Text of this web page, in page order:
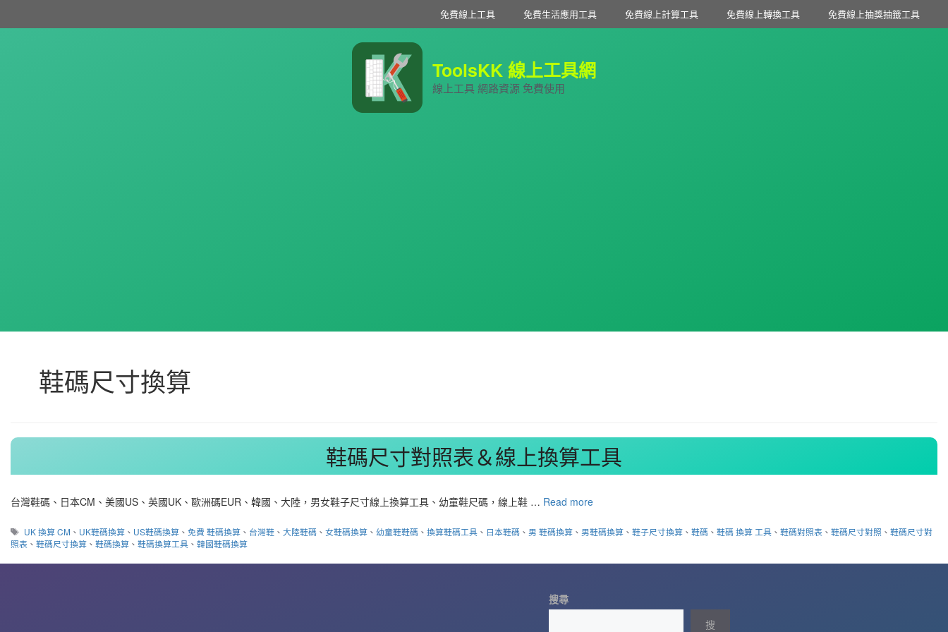
免費線上工具 免費生活應用工具 免費線上計算工具 免費線上轉換工具 免費線上抽獎抽籤工具
ToolsKK 線上工具網
線上工具 網路資源 免費使用
鞋碼尺寸換算
鞋碼尺寸對照表＆線上換算工具
台灣鞋碼、日本CM、美國US、英國UK、歐洲碼EUR、韓國、大陸，男女鞋子尺寸線上換算工具、幼童鞋尺碼，線上鞋 … Read more
標
籤
UK 換算 CM 、 UK鞋碼換算 、 US鞋碼換算 、免費 鞋碼換算 、 台灣鞋 、大陸鞋碼 、女鞋碼換算 、幼童鞋鞋碼 、換算鞋碼工具 、 日本鞋碼 、男 鞋碼換算 、男鞋碼換算 、鞋子尺寸換算 、鞋碼 、鞋碼 換算 工具 、鞋碼對照表 、鞋碼尺寸對照 、鞋碼尺寸對
照表 、 鞋碼尺寸換算 、 鞋碼換算 、 鞋碼換算工具 、 韓國鞋碼換算
搜尋
搜